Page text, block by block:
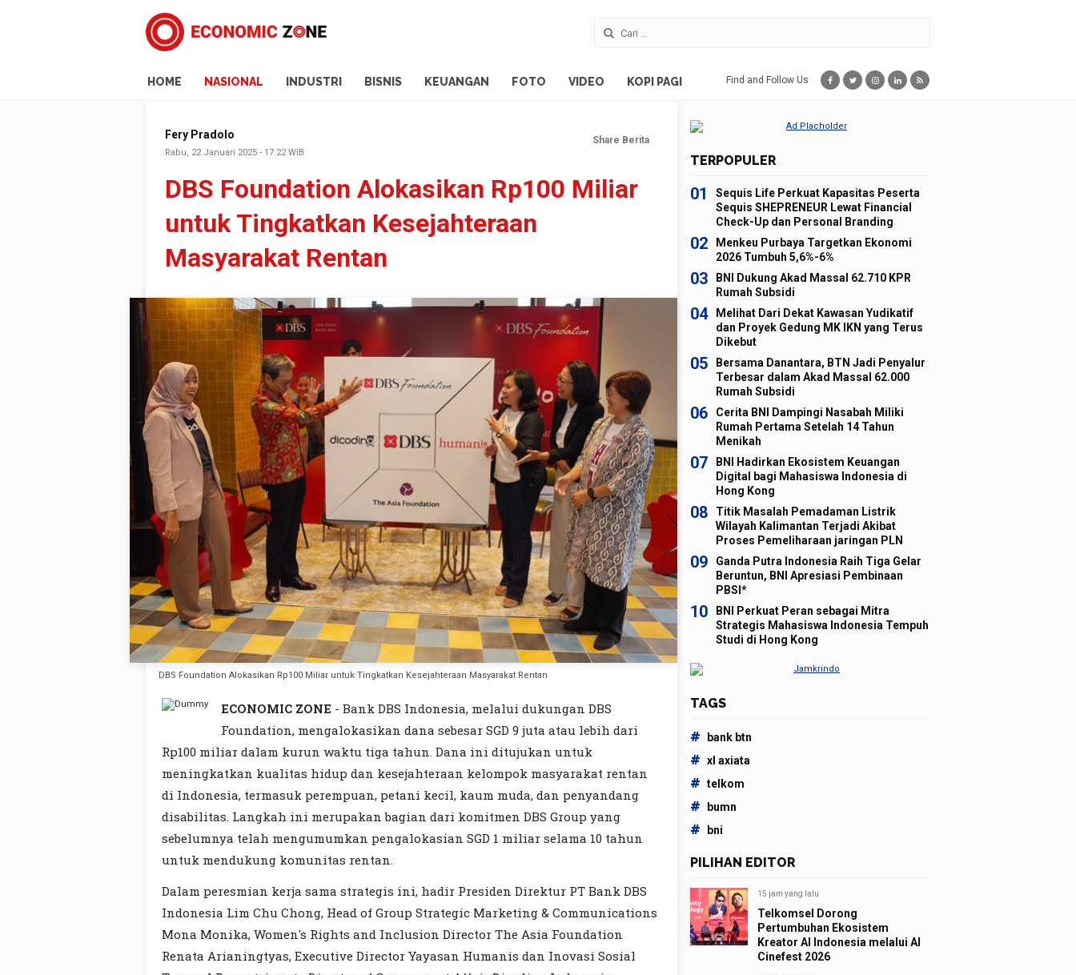
HOME NASIONAL INDUSTRI BISNIS KEUANGAN FOTO VIDEO KOPI PAGI Find and Follow Us
Fery Pradolo
Rabu, 22 Januari 2025 - 17:22 WIB
Share Berita
DBS Foundation Alokasikan Rp100 Miliar
untuk Tingkatkan Kesejahteraan
Masyarakat Rentan
DBS Foundation Alokasikan Rp100 Miliar untuk Tingkatkan Kesejahteraan Masyarakat Rentan
ECONOMIC ZONE - Bank DBS Indonesia, melalui dukungan DBS
Foundation, mengalokasikan dana sebesar SGD 9 juta atau lebih dari
Rp100 miliar dalam kurun waktu tiga tahun. Dana ini ditujukan untuk
meningkatkan kualitas hidup dan kesejahteraan kelompok masyarakat rentan
di Indonesia, termasuk perempuan, petani kecil, kaum muda, dan penyandang
disabilitas. Langkah ini merupakan bagian dari komitmen DBS Group yang
sebelumnya telah mengumumkan pengalokasian SGD 1 miliar selama 10 tahun
untuk mendukung komunitas rentan.
Dalam peresmian kerja sama strategis ini, hadir Presiden Direktur PT Bank DBS
Indonesia Lim Chu Chong, Head of Group Strategic Marketing & Communications
Mona Monika, Women's Rights and Inclusion Director The Asia Foundation
Renata Arianingtyas, Executive Director Yayasan Humanis dan Inovasi Sosial
TERPOPULER
01
Sequis Life Perkuat Kapasitas Peserta
Sequis SHEPRENEUR Lewat Financial
Check-Up dan Personal Branding
02
Menkeu Purbaya Targetkan Ekonomi
2026 Tumbuh 5,6%-6%
03
BNI Dukung Akad Massal 62.710 KPR
Rumah Subsidi
04
Melihat Dari Dekat Kawasan Yudikatif
dan Proyek Gedung MK IKN yang Terus
Dikebut
05
Bersama Danantara, BTN Jadi Penyalur
Terbesar dalam Akad Massal 62.000
Rumah Subsidi
06
Cerita BNI Dampingi Nasabah Miliki
Rumah Pertama Setelah 14 Tahun
Menikah
07
BNI Hadirkan Ekosistem Keuangan
Digital bagi Mahasiswa Indonesia di
Hong Kong
08
Titik Masalah Pemadaman Listrik
Wilayah Kalimantan Terjadi Akibat
Proses Pemeliharaan jaringan PLN
09
Ganda Putra Indonesia Raih Tiga Gelar
Beruntun, BNI Apresiasi Pembinaan
PBSI*
10
BNI Perkuat Peran sebagai Mitra
Strategis Mahasiswa Indonesia Tempuh
Studi di Hong Kong
TAGS
# bank btn
# xl axiata
# telkom
# bumn
# bni
PILIHAN EDITOR
15 jam yang lalu
Telkomsel Dorong
Pertumbuhan Ekosistem
Kreator AI Indonesia melalui AI
Cinefest 2026